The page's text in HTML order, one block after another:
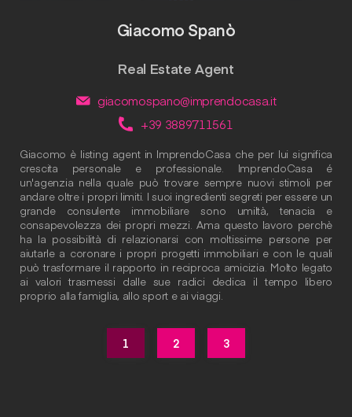
Giacomo Spanò
Real Estate Agent
giacomospano@imprendocasa.it
+39 3889711561
Giacomo è listing agent in ImprendoCasa che per lui significa
crescita personale e professionale. ImprendoCasa é
un'agenzia nella quale può trovare sempre nuovi stimoli per
andare oltre i propri limiti. I suoi ingredienti segreti per essere un
grande consulente immobiliare sono umiltà, tenacia e
consapevolezza dei propri mezzi. Ama questo lavoro perchè
ha la possibilità di relazionarsi con moltissime persone per
aiutarle a coronare i propri progetti immobiliari e con le quali
può trasformare il rapporto in reciproca amicizia. Molto legato
ai valori trasmessi dalle sue radici dedica il tempo libero
proprio alla famiglia, allo sport e ai viaggi.
1 2 3